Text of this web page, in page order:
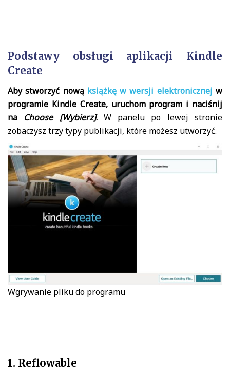
Podstawy obsługi aplikacji Kindle
Create
Aby stworzyć nową książkę w wersji elektronicznej w
programie Kindle Create, uruchom program i naciśnij
na Choose [Wybierz]. W panelu po lewej stronie
zobaczysz trzy typy publikacji, które możesz utworzyć.
Wgrywanie pliku do programu
1. Reflowable